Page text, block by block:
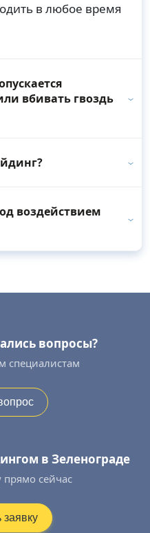
в любое время
вбивать гвоздь
воздействием
вопросы?
специалистам
в Зеленограде
прямо сейчас
заявку